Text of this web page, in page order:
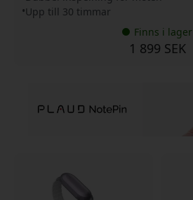
Upp till 30 timmar
Finns i lager
1 899 SEK